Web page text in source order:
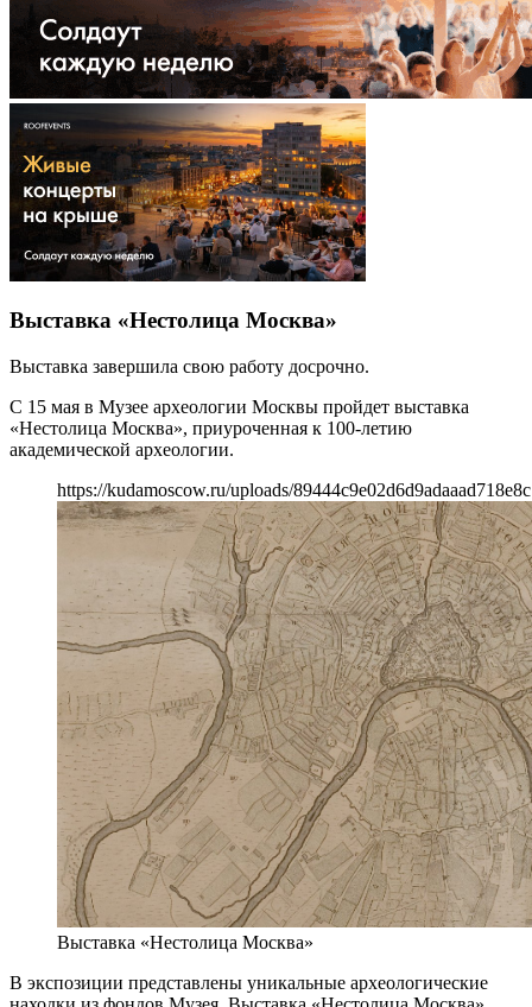
Выставка «Нестолица Москва»
Выставка завершила свою работу досрочно.
С 15 мая в Музее археологии Москвы пройдет выставка
«Нестолица Москва», приуроченная к 100-летию
академической археологии.
https://kudamoscow.ru/uploads/
Выставка «Нестолица Москва»
В экспозиции представлены уникальные археологические